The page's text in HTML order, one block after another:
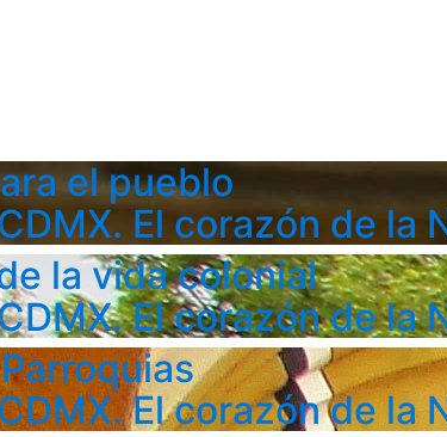
el pueblo
El corazón de la
la vida colonial
El corazón de la
El corazón de la